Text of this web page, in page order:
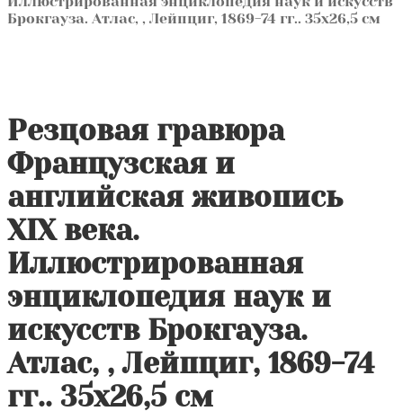
Брокгауза. Атлас, , Лейпциг, 1869-74 гг.. 35х26,5 см
Резцовая гравюра
Французская и
английская живопись
XIX века.
Иллюстрированная
энциклопедия наук и
искусств Брокгауза.
Атлас, , Лейпциг, 1869-74
гг.. 35х26,5 см